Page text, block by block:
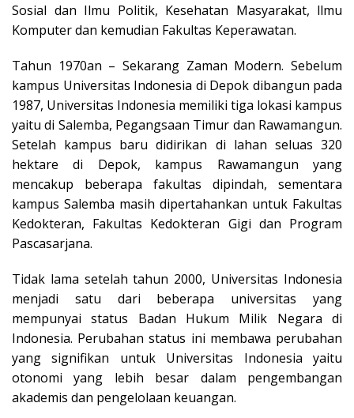
Sosial dan Ilmu Politik, Kesehatan Masyarakat, llmu
Komputer dan kemudian Fakultas Keperawatan.
Tahun 1970an – Sekarang Zaman Modern. Sebelum
kampus Universitas Indonesia di Depok dibangun pada
1987, Universitas Indonesia memiliki tiga lokasi kampus
yaitu di Salemba, Pegangsaan Timur dan Rawamangun.
Setelah kampus baru didirikan di lahan seluas 320
hektare di Depok, kampus Rawamangun yang
mencakup beberapa fakultas dipindah, sementara
kampus Salemba masih dipertahankan untuk Fakultas
Kedokteran, Fakultas Kedokteran Gigi dan Program
Pascasarjana.
Tidak lama setelah tahun 2000, Universitas Indonesia
menjadi satu dari beberapa universitas yang
mempunyai status Badan Hukum Milik Negara di
Indonesia. Perubahan status ini membawa perubahan
yang signifikan untuk Universitas Indonesia yaitu
otonomi yang lebih besar dalam pengembangan
akademis dan pengelolaan keuangan.